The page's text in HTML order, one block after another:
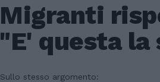
Migranti
"E' questa
Sullo stesso argomento: